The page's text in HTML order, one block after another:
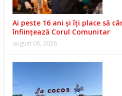
Ai peste 16 ani și îți place să
înființează Corul Comunitar
august 06, 2026